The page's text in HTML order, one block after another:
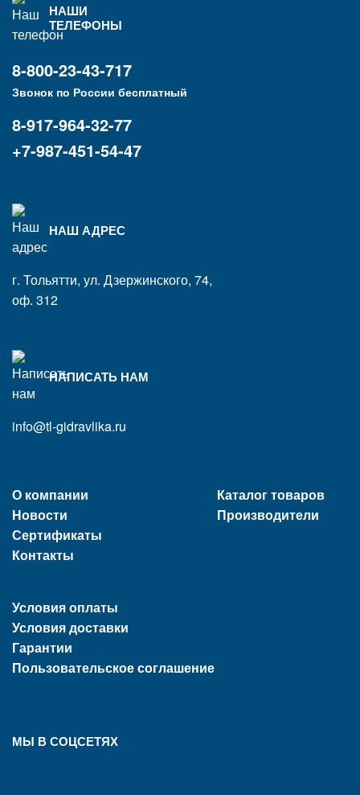
НАШИ
ТЕЛЕФОНЫ
8-800-23-43-717
Звонок по России бесплатный
8-917-964-32-77
+7-987-451-54-47
НАШ АДРЕС
г. Тольятти, ул. Дзержинского, 74,
оф. 312
НАПИСАТЬ НАМ
info@tl-gidravlika.ru
О компании
Новости
Сертификаты
Контакты
Условия оплаты
Условия доставки
Гарантии
Пользовательское соглашение
Каталог товаров
Производители
МЫ В СОЦСЕТЯХ